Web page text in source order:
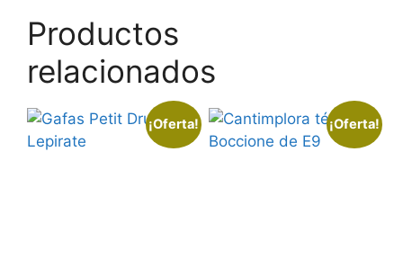
Productos
relacionados
¡Oferta! ¡Oferta!